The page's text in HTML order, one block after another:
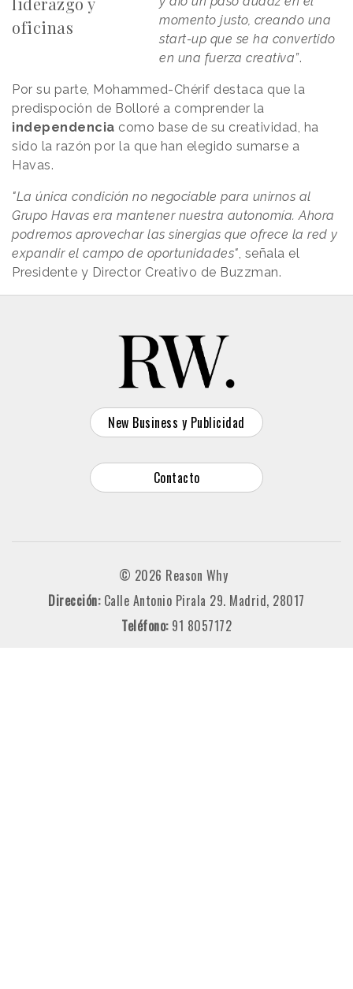
oficinas
momento justo, creando una
start-up que se ha convertido
en una fuerza creativa”.
Por su parte, Mohammed-Chérif destaca que la
predispoción de Bolloré a comprender la
independencia como base de su creatividad, ha
sido la razón por la que han elegido sumarse a
Havas.
"La única condición no negociable para unirnos al
Grupo Havas era mantener nuestra autonomía. Ahora
podremos aprovechar las sinergias que ofrece la red y
expandir el campo de oportunidades" , señala el
Presidente y Director Creativo de Buzzman.
New Business y Publicidad
Contacto
© 2026 Reason Why
Dirección: Calle Antonio Pirala 29. Madrid, 28017
Teléfono: 91 8057172